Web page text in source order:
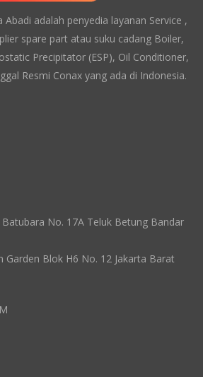
Abadi adalah penyedia layanan Service ,
spare part atau suku cadang Boiler,
Precipitator (ESP), Oil Conditioner,
Resmi Conax yang ada di Indonesia.
Batubara No. 17A Teluk Betung Bandar
Garden Blok H6 No. 12 Jakarta Barat